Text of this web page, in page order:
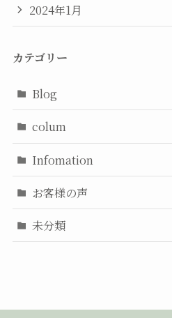
2024年1月
カテゴリー
Blog
colum
Infomation
お客様の声
未分類